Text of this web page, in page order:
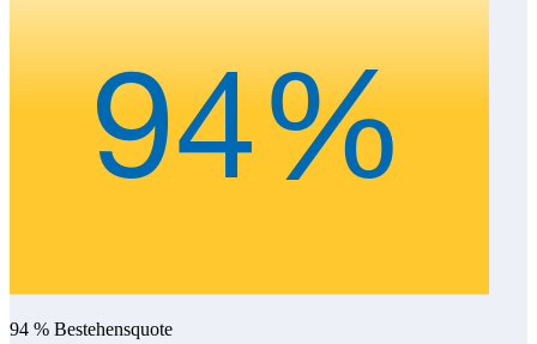
94 % Bestehensquote